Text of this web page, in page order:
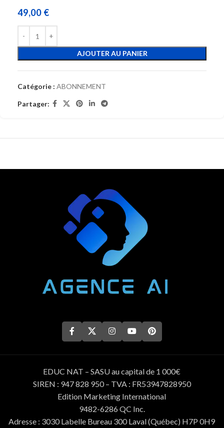
49,00 €
AJOUTER AU PANIER
Catégorie : ABONNEMENT
Partager:
EDUC NAT – SASU au capital de 1 000€
SIREN : 947 828 950 – TVA : FR53947828950
Edition Marketing International
9482-6286 QC Inc.
Adresse : 3030 Labelle Bureau 300 Laval (Québec) H7P 0H9